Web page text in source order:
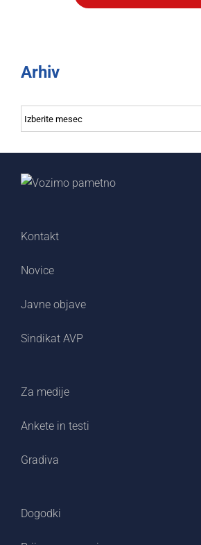
Arhiv
Arhiv
Kontakt
Novice
Javne objave
Sindikat AVP
Za medije
Ankete in testi
Gradiva
Dogodki